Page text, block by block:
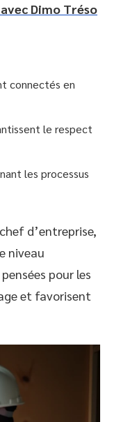
Dimo Tréso
connectés en
le respect
les processus
d’entreprise,
niveau
pour les
et favorisent